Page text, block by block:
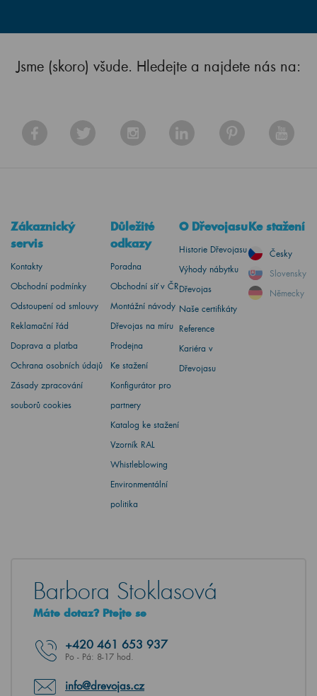
Jsme (skoro) všude. Hledejte a najdete nás na:
Zákaznický
servis
Kontakty
Obchodní podmínky
Odstoupení od smlouvy
Reklamační řád
Doprava a platba
Ochrana osobních údajů
Zásady zpracování
souborů cookies
Důležité
odkazy
Poradna
Obchodní síť v ČR
Montážní návody
Dřevojas na míru
Prodejna
Ke stažení
Konfigurátor pro
partnery
Katalog ke stažení
Vzorník RAL
Whistleblowing
Environmentální
politika
O Dřevojasu
Historie Dřevojasu
Výhody nábytku
Dřevojas
Naše certifikáty
Reference
Kariéra v
Dřevojasu
Ke stažení
Česky
Slovensky
Německy
Barbora Stoklasová
Máte dotaz? Ptejte se
+420 461 653 937
Po - Pá: 8-17 hod.
info@drevojas.cz